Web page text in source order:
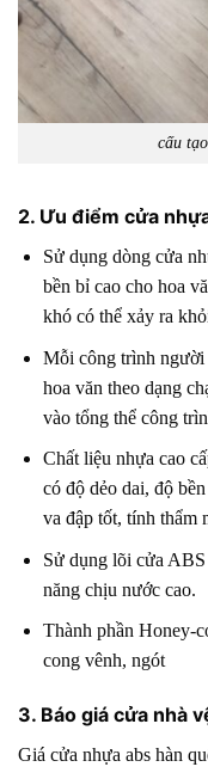
cấu
2. Ưu điểm cửa
Sử dụng dòng cửa
bền bỉ cao cho hoa
khó có thể xảy ra
Mỗi công trình người
hoa văn theo dạng
vào tổng thể công
Chất liệu nhựa cao
có độ dẻo dai, độ
va đập tốt, tính thẩm
Sử dụng lõi cửa
năng chịu nước cao.
Thành phần Honey-
cong vênh, ngót
3. Báo giá cửa nhà
Giá cửa nhựa abs hàn